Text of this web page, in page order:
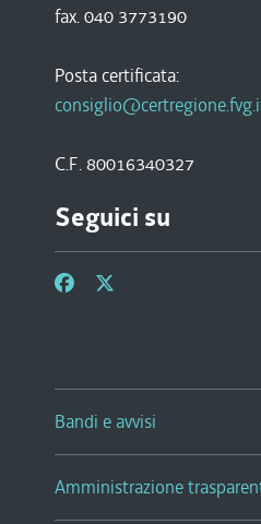
fax. 040 3773190
Posta certificata:
C.F. 80016340327
Seguici su
Bandi e avvisi
Amministrazione